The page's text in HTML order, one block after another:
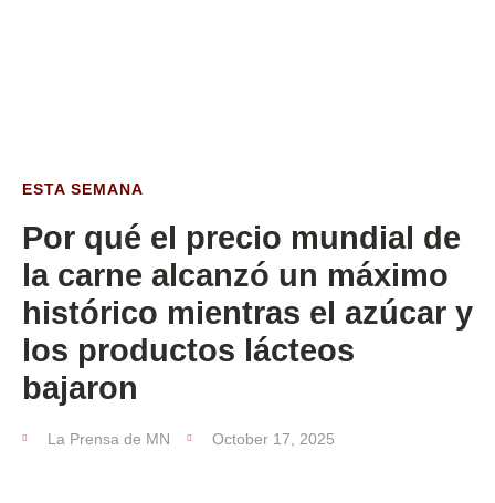
ESTA SEMANA
Por qué el precio mundial de
la carne alcanzó un máximo
histórico mientras el azúcar y
los productos lácteos
bajaron
La Prensa de MN October 17, 2025